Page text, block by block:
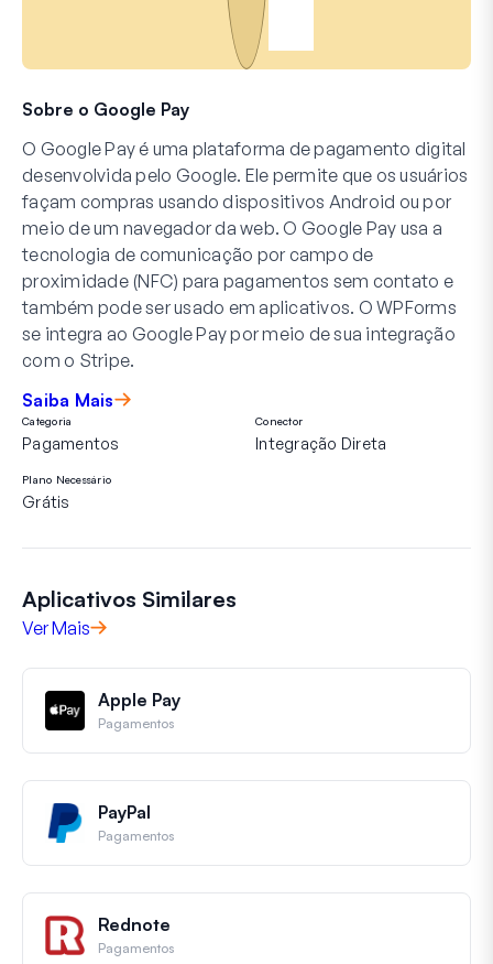
Sobre o Google Pay
O Google Pay é uma plataforma de pagamento digital
desenvolvida pelo Google. Ele permite que os usuários
façam compras usando dispositivos Android ou por
meio de um navegador da web. O Google Pay usa a
tecnologia de comunicação por campo de
proximidade (NFC) para pagamentos sem contato e
também pode ser usado em aplicativos. O WPForms
se integra ao Google Pay por meio de sua integração
com o Stripe.
Saiba Mais
Categoria
Pagamentos
Conector
Integração Direta
Plano Necessário
Grátis
Aplicativos Similares
Ver Mais
Apple Pay
Pagamentos
PayPal
Pagamentos
Rednote
Pagamentos